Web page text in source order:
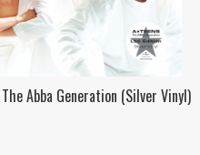
Abba Generation (Silver Vinyl)